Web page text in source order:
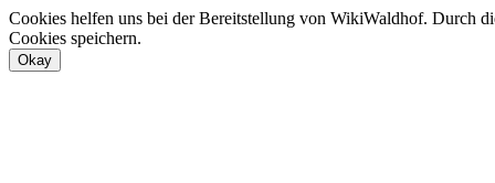
Cookies helfen uns bei der Bereitstellung von WikiWaldhof. Durch
Cookies speichern.